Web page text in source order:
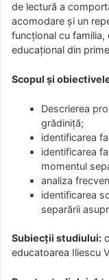
de lectură a
acomodare şi un
funcţional cu
educaţional din
Scopul și
Descrierea
grădiniță;
identificarea
identificarea
momentul
analiza
identificarea
separării
Subiecții studiului:
educatoarea Iliescu